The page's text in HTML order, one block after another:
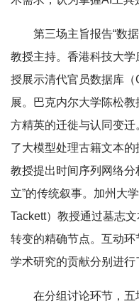
第三场主旨报告“数
教授主持。香港科技大学
授展示清代官员数据库
展。巴克内尔大学陈松
方精英的迁徙与认同变
了大模型处理古籍文本
教授提出时间序列网络
立”的传统叙事。加州大
Tackett）教授通过墓志
转变的精确节点。互动
学术研究的贡献分别进行
在分组讨论环节，